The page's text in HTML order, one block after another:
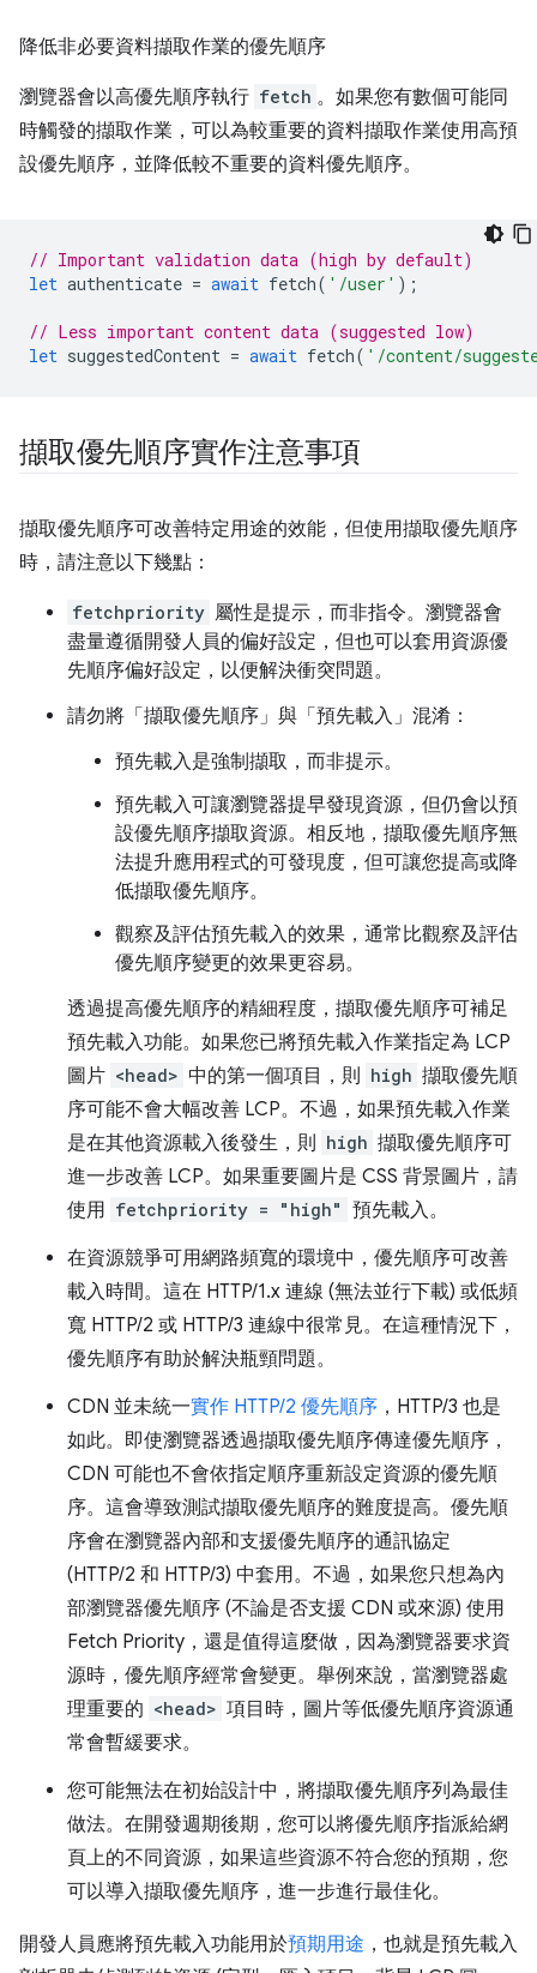
降低非必要資料擷取作業的優先順序
瀏覽器會以高優先順序執行 fetch 。如果您有數個可能同
時觸發的擷取作業，可以為較重要的資料擷取作業使用高預
設優先順序，並降低較不重要的資料優先順序。
// Important validation data (high by default)
let authenticate = await fetch( '/user' );
// Less important content data (suggested low)
let suggestedContent = await fetch( '/content/
擷取優先順序實作注意事項
擷取優先順序可改善特定用途的效能，但使用擷取優先順序
時，請注意以下幾點：
fetchpriority 屬性是提示，而非指令。瀏覽器會
盡量遵循開發人員的偏好設定，但也可以套用資源優
先順序偏好設定，以便解決衝突問題。
請勿將「擷取優先順序」與「預先載入」混淆：
預先載入是強制擷取，而非提示。
預先載入可讓瀏覽器提早發現資源，但仍會以預
設優先順序擷取資源。相反地，擷取優先順序無
法提升應用程式的可發現度，但可讓您提高或降
低擷取優先順序。
觀察及評估預先載入的效果，通常比觀察及評估
優先順序變更的效果更容易。
透過提高優先順序的精細程度，擷取優先順序可補足
預先載入功能。如果您已將預先載入作業指定為 LCP
圖片 <head> 中的第一個項目，則 high 擷取優先順
序可能不會大幅改善 LCP。不過，如果預先載入作業
是在其他資源載入後發生，則 high 擷取優先順序可
進一步改善 LCP。如果重要圖片是 CSS 背景圖片，請
使用 fetchpriority = "high" 預先載入。
在資源競爭可用網路頻寬的環境中，優先順序可改善
載入時間。這在 HTTP/1.x 連線 (無法並行下載) 或低頻
寬 HTTP/2 或 HTTP/3 連線中很常見。在這種情況下，
優先順序有助於解決瓶頸問題。
CDN 並未統一實作 HTTP/2 優先順序 ，HTTP/3 也是
如此。即使瀏覽器透過擷取優先順序傳達優先順序，
CDN 可能也不會依指定順序重新設定資源的優先順
序。這會導致測試擷取優先順序的難度提高。優先順
序會在瀏覽器內部和支援優先順序的通訊協定
(HTTP/2 和 HTTP/3) 中套用。不過，如果您只想為內
部瀏覽器優先順序 (不論是否支援 CDN 或來源) 使用
Fetch Priority，還是值得這麼做，因為瀏覽器要求資
源時，優先順序經常會變更。舉例來說，當瀏覽器處
理重要的 <head> 項目時，圖片等低優先順序資源通
常會暫緩要求。
您可能無法在初始設計中，將擷取優先順序列為最佳
做法。在開發週期後期，您可以將優先順序指派給網
頁上的不同資源，如果這些資源不符合您的預期，您
可以導入擷取優先順序，進一步進行最佳化。
開發人員應將預先載入功能用於預期用途 ，也就是預先載入